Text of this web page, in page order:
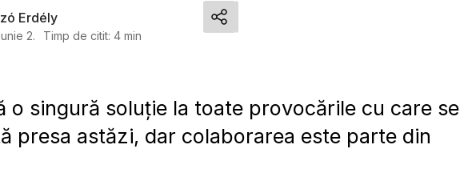
Erdély
2. Timp de citit: 4 min
o singură soluție la toate provocările cu care se
presa astăzi, dar colaborarea este parte din